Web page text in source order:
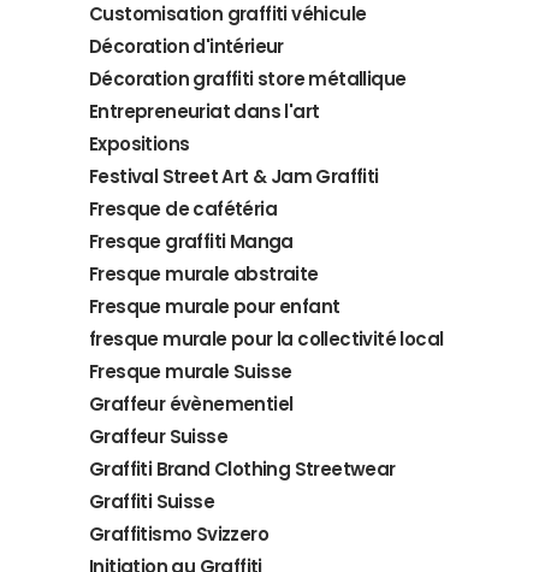
Customisation graffiti véhicule
Décoration d'intérieur
Décoration graffiti store métallique
Entrepreneuriat dans l'art
Expositions
Festival Street Art & Jam Graffiti
Fresque de cafétéria
Fresque graffiti Manga
Fresque murale abstraite
Fresque murale pour enfant
fresque murale pour la collectivité local
Fresque murale Suisse
Graffeur évènementiel
Graffeur Suisse
Graffiti Brand Clothing Streetwear
Graffiti Suisse
Graffitismo Svizzero